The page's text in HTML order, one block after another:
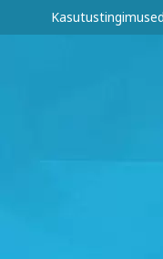
Kasutustingimused